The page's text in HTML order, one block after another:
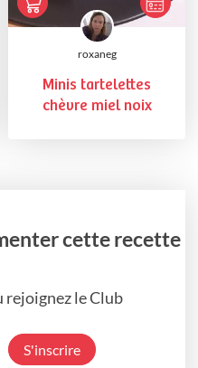
roxaneg
Minis tartelettes
chèvre miel noix
cette recette
rejoignez le Club
S'inscrire